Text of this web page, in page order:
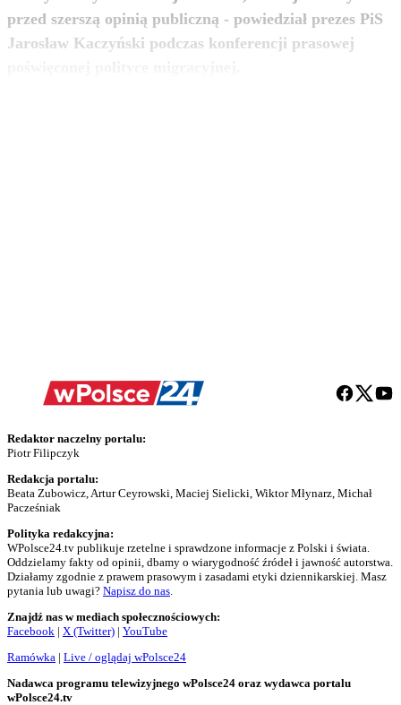
przed szerszą opinią publiczną - powiedział prezes PiS
Jarosław Kaczyński podczas konferencji prasowej
zobacz więcej
Redaktor naczelny portalu:
Piotr Filipczyk
Redakcja portalu:
Beata Zubowicz, Artur Ceyrowski, Maciej Sielicki, Wiktor Młynarz, Michał
Pacześniak
Polityka redakcyjna:
WPolsce24.tv publikuje rzetelne i sprawdzone informacje z Polski i świata.
Oddzielamy fakty od opinii, dbamy o wiarygodność źródeł i jawność autorstwa.
Działamy zgodnie z prawem prasowym i zasadami etyki dziennikarskiej. Masz
pytania lub uwagi? Napisz do nas.
Znajdź nas w mediach społecznościowych:
Facebook | X (Twitter) | YouTube
Ramówka | Live / oglądaj wPolsce24
Nadawca programu telewizyjnego wPolsce24 oraz wydawca portalu
wPolsce24.tv